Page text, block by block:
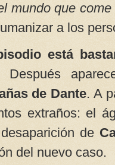
mundo que
a los
está
Después
de Dante. A
extraños: el
de
del nuevo caso.